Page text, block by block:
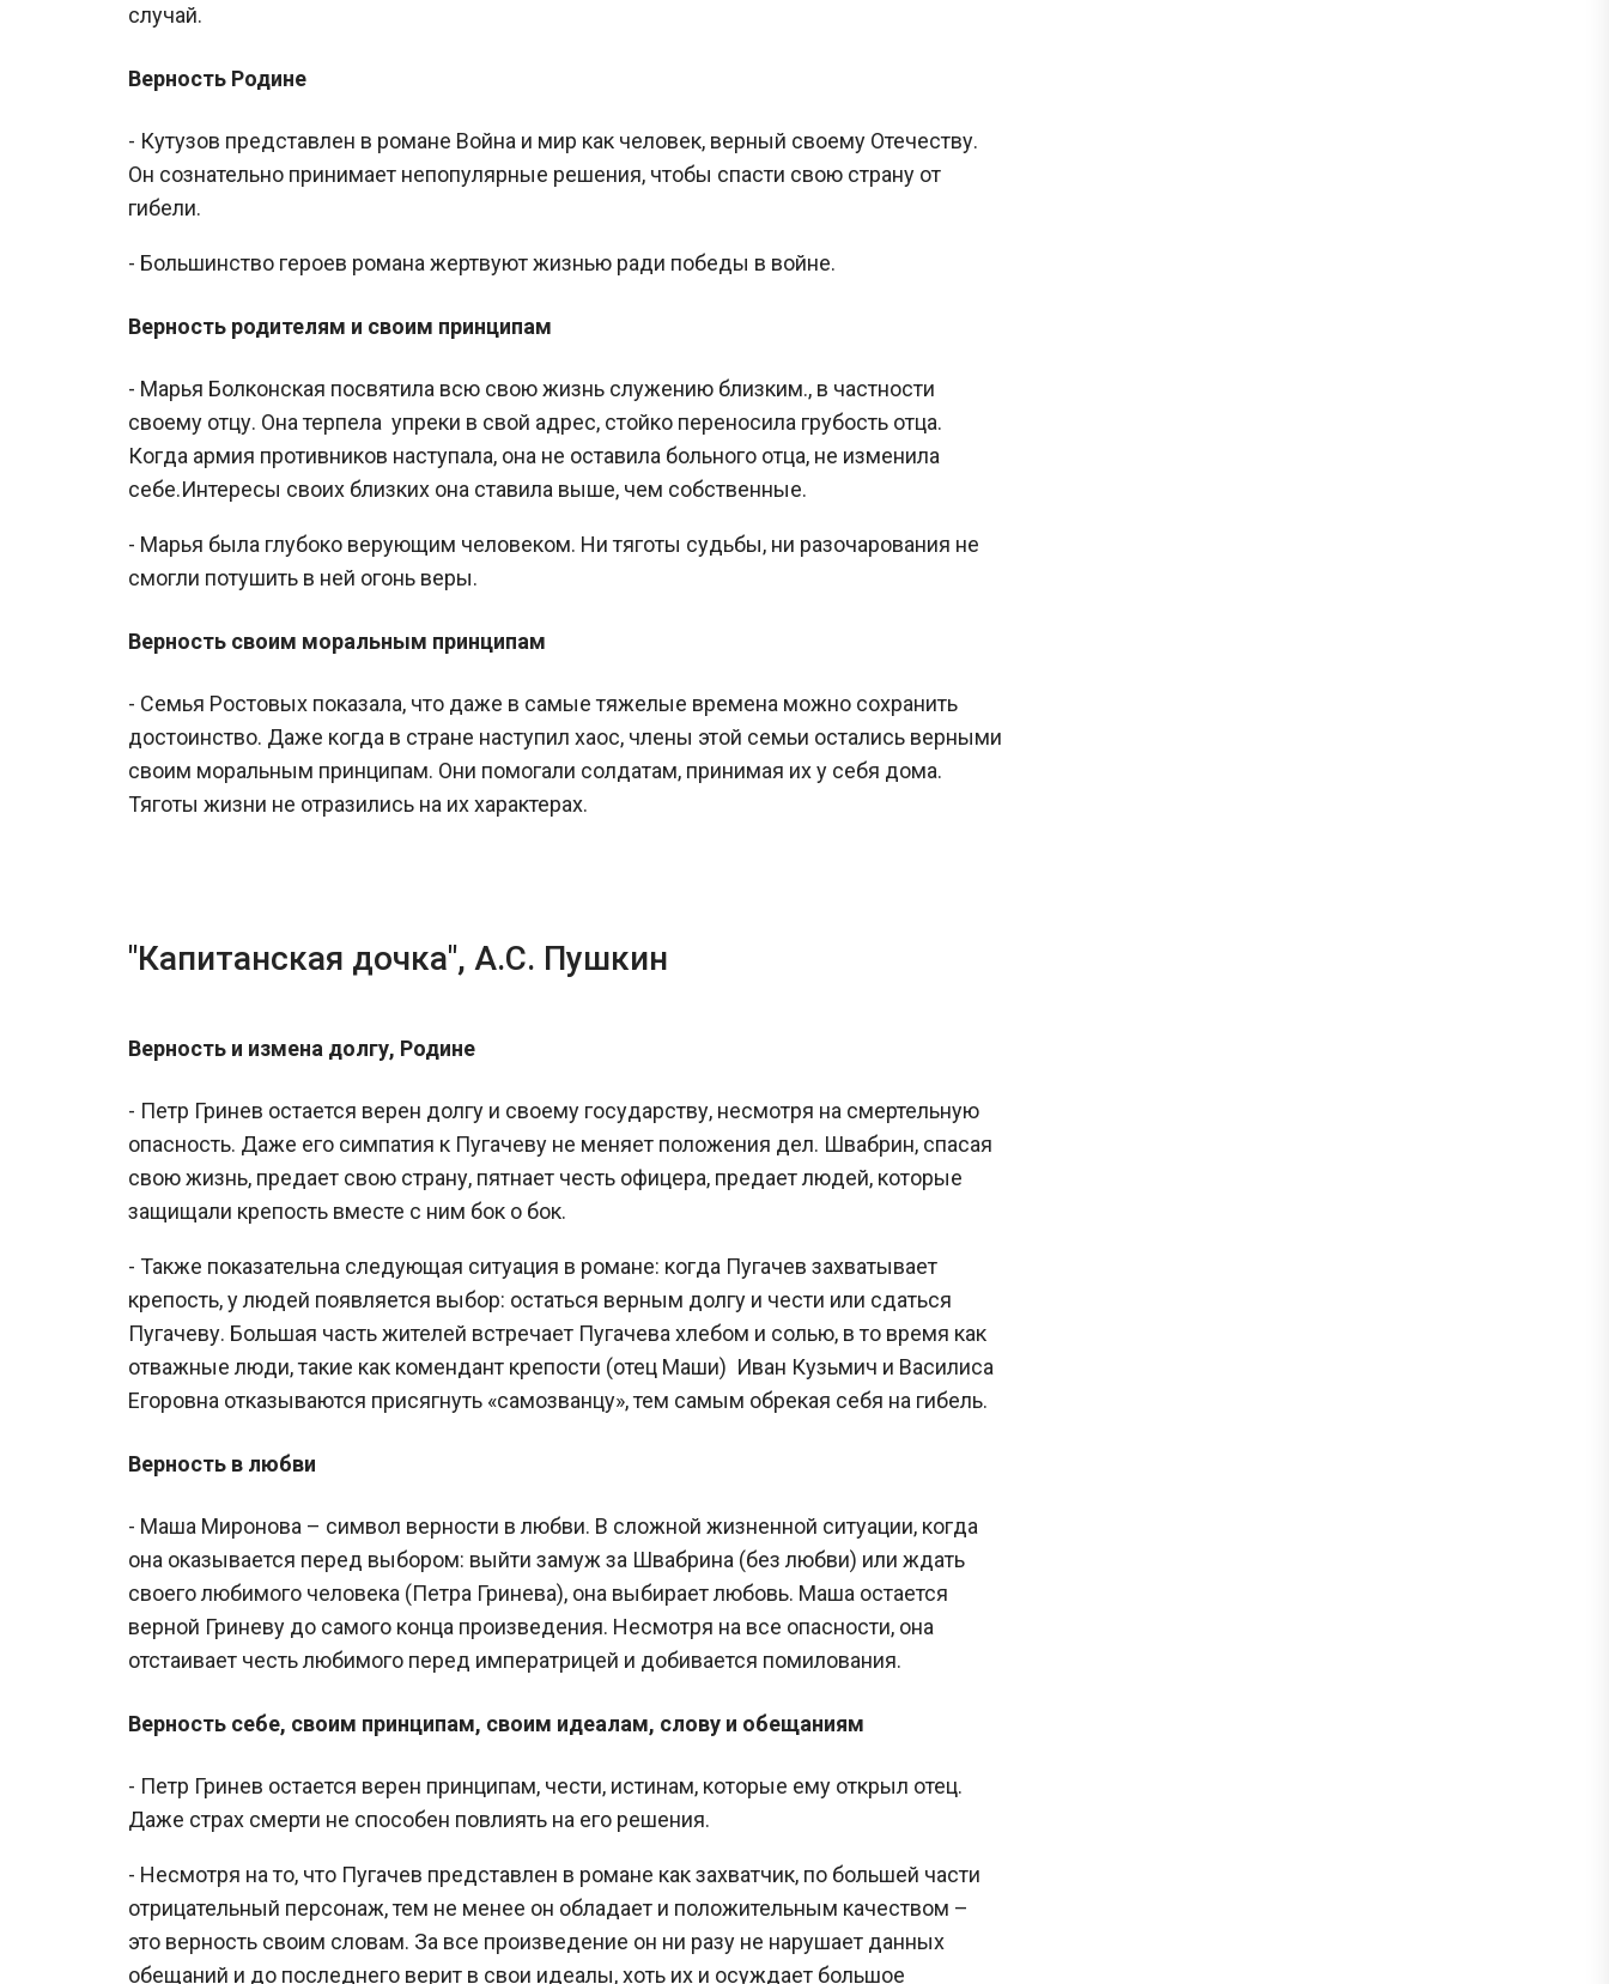
случай.
Верность Родине
- Кутузов представлен в романе Война и мир как человек, верный своему Отечеству.
Он сознательно принимает непопулярные решения, чтобы спасти свою страну от
гибели.
- Большинство героев романа жертвуют жизнью ради победы в войне.
Верность родителям и своим принципам
- Марья Болконская посвятила всю свою жизнь служению близким., в частности
своему отцу. Она терпела упреки в свой адрес, стойко переносила грубость отца.
Когда армия противников наступала, она не оставила больного отца, не изменила
себе.Интересы своих близких она ставила выше, чем собственные.
- Марья была глубоко верующим человеком. Ни тяготы судьбы, ни разочарования не
смогли потушить в ней огонь веры.
Верность своим моральным принципам
- Семья Ростовых показала, что даже в самые тяжелые времена можно сохранить
достоинство. Даже когда в стране наступил хаос, члены этой семьи остались верными
своим моральным принципам. Они помогали солдатам, принимая их у себя дома.
Тяготы жизни не отразились на их характерах.
"Капитанская дочка", А.С. Пушкин
Верность и измена долгу, Родине
- Петр Гринев остается верен долгу и своему государству, несмотря на смертельную
опасность. Даже его симпатия к Пугачеву не меняет положения дел. Швабрин, спасая
свою жизнь, предает свою страну, пятнает честь офицера, предает людей, которые
защищали крепость вместе с ним бок о бок.
- Также показательна следующая ситуация в романе: когда Пугачев захватывает
крепость, у людей появляется выбор: остаться верным долгу и чести или сдаться
Пугачеву. Большая часть жителей встречает Пугачева хлебом и солью, в то время как
отважные люди, такие как комендант крепости (отец Маши) Иван Кузьмич и Василиса
Егоровна отказываются присягнуть «самозванцу», тем самым обрекая себя на гибель.
Верность в любви
- Маша Миронова – символ верности в любви. В сложной жизненной ситуации, когда
она оказывается перед выбором: выйти замуж за Швабрина (без любви) или ждать
своего любимого человека (Петра Гринева), она выбирает любовь. Маша остается
верной Гриневу до самого конца произведения. Несмотря на все опасности, она
отстаивает честь любимого перед императрицей и добивается помилования.
Верность себе, своим принципам, своим идеалам, слову и обещаниям
- Петр Гринев остается верен принципам, чести, истинам, которые ему открыл отец.
Даже страх смерти не способен повлиять на его решения.
- Несмотря на то, что Пугачев представлен в романе как захватчик, по большей части
отрицательный персонаж, тем не менее он обладает и положительным качеством –
это верность своим словам. За все произведение он ни разу не нарушает данных
обещаний и до последнего верит в свои идеалы, хоть их и осуждает большое